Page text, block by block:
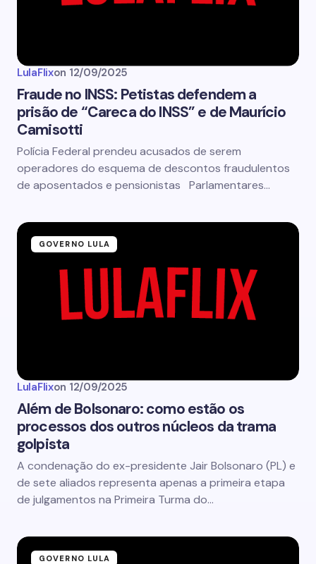
LulaFlixon 12/09/2025
Fraude no INSS: Petistas defendem a
prisão de “Careca do INSS” e de Maurício
Camisotti
Polícia Federal prendeu acusados de serem
operadores do esquema de descontos fraudulentos
de aposentados e pensionistas Parlamentares…
GOVERNO LULA
LulaFlixon 12/09/2025
Além de Bolsonaro: como estão os
processos dos outros núcleos da trama
golpista
A condenação do ex-presidente Jair Bolsonaro (PL) e
de sete aliados representa apenas a primeira etapa
de julgamentos na Primeira Turma do…
GOVERNO LULA